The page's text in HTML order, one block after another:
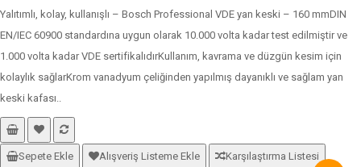
Yalıtımlı, kolay, kullanışlı – Bosch Professional VDE yan keski – 160 mmDIN
EN/IEC 60900 standardına uygun olarak 10.000 volta kadar test edilmiştir ve
1.000 volta kadar VDE sertifikalıdırKullanım, kavrama ve düzgün kesim için
kolaylık sağlarKrom vanadyum çeliğinden yapılmış dayanıklı ve sağlam yan
keski kafası..
Sepete Ekle Alışveriş Listeme Ekle Karşılaştırma Listesi